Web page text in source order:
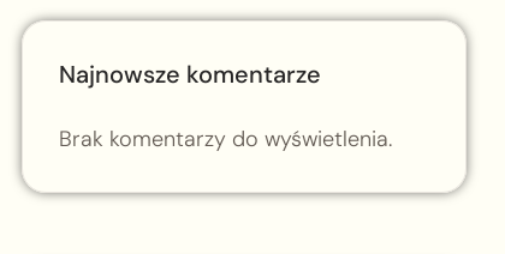
Najnowsze komentarze
Brak komentarzy do wyświetlenia.